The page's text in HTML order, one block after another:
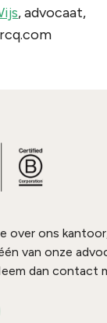
, advocaat,
over ons
van onze
dan contact